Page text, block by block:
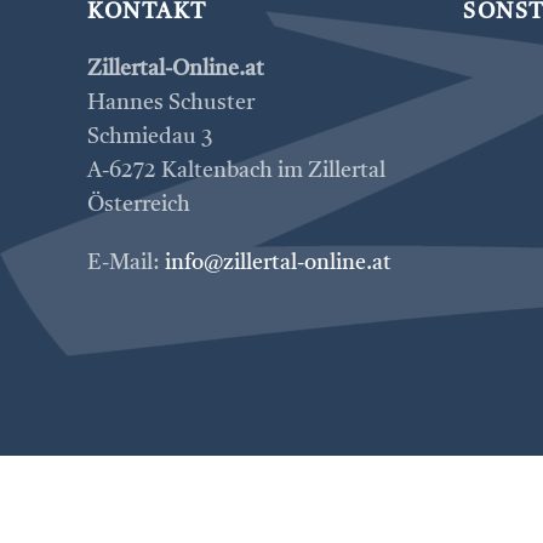
KONTAKT
Zillertal-Online.at
Hannes Schuster
Schmiedau 3
A-6272 Kaltenbach im Zillertal
Österreich
E-Mail: info@zillertal-online.at